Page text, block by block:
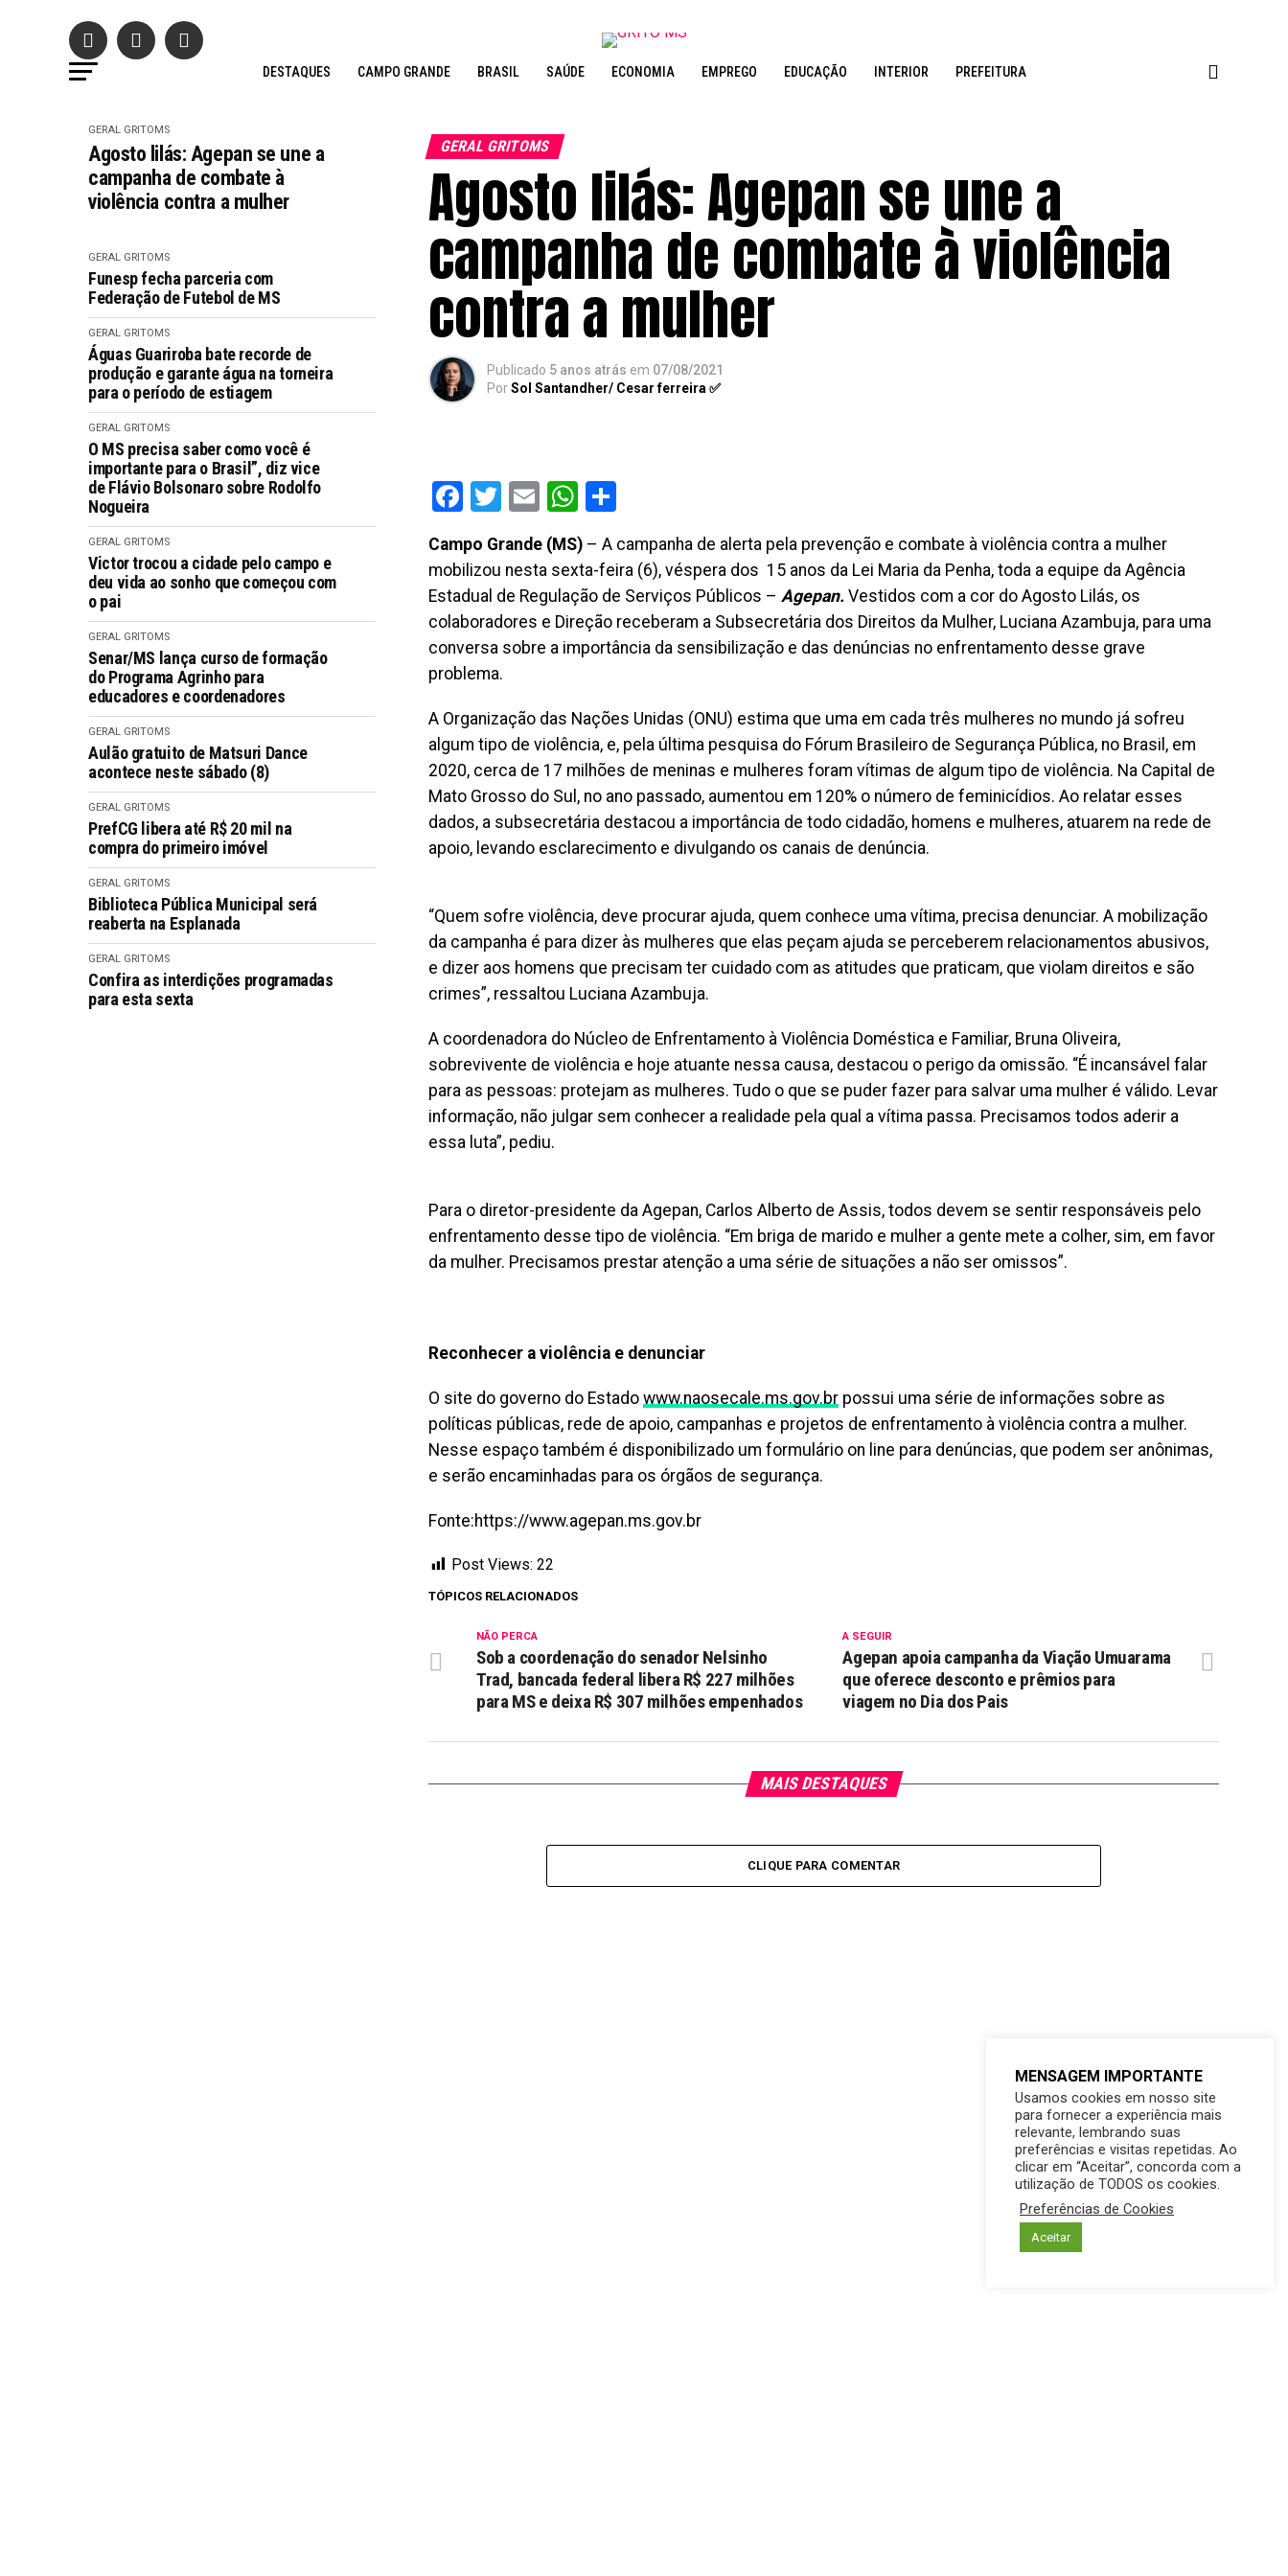
DESTAQUES CAMPO GRANDE BRASIL SAÚDE ECONOMIA EMPREGO EDUCAÇÃO INTERIOR PREFEITURA
GERAL GRITOMS
Agosto lilás: Agepan se une a
campanha de combate à
violência contra a mulher
GERAL GRITOMS
Funesp fecha parceria com
Federação de Futebol de MS
GERAL GRITOMS
Águas Guariroba bate recorde de
produção e garante água na torneira
para o período de estiagem
GERAL GRITOMS
O MS precisa saber como você é
importante para o Brasil”, diz vice
de Flávio Bolsonaro sobre Rodolfo
Nogueira
GERAL GRITOMS
Victor trocou a cidade pelo campo e
deu vida ao sonho que começou com
o pai
GERAL GRITOMS
Senar/MS lança curso de formação
do Programa Agrinho para
educadores e coordenadores
GERAL GRITOMS
Aulão gratuito de Matsuri Dance
acontece neste sábado (8)
GERAL GRITOMS
PrefCG libera até R$ 20 mil na
compra do primeiro imóvel
GERAL GRITOMS
Biblioteca Pública Municipal será
reaberta na Esplanada
GERAL GRITOMS
Confira as interdições programadas
para esta sexta
GERAL GRITOMS
Agosto lilás: Agepan se une a
campanha de combate à violência
contra a mulher
Publicado 5 anos atrás em 07/08/2021
PorSol Santandher/ Cesar ferreira ✅
Facebook
Twitter
EmailWhatsApp
Campo Grande (MS) – A campanha de alerta pela prevenção e combate à violência contra a mulher
mobilizou nesta sexta-feira (6), véspera dos 15 anos da Lei Maria da Penha, toda a equipe da Agência
Estadual de Regulação de Serviços Públicos – Agepan. Vestidos com a cor do Agosto Lilás, os
colaboradores e Direção receberam a Subsecretária dos Direitos da Mulher, Luciana Azambuja, para uma
conversa sobre a importância da sensibilização e das denúncias no enfrentamento desse grave
problema.
A Organização das Nações Unidas (ONU) estima que uma em cada três mulheres no mundo já sofreu
algum tipo de violência, e, pela última pesquisa do Fórum Brasileiro de Segurança Pública, no Brasil, em
2020, cerca de 17 milhões de meninas e mulheres foram vítimas de algum tipo de violência. Na Capital de
Mato Grosso do Sul, no ano passado, aumentou em 120% o número de feminicídios. Ao relatar esses
dados, a subsecretária destacou a importância de todo cidadão, homens e mulheres, atuarem na rede de
apoio, levando esclarecimento e divulgando os canais de denúncia.
“Quem sofre violência, deve procurar ajuda, quem conhece uma vítima, precisa denunciar. A mobilização
da campanha é para dizer às mulheres que elas peçam ajuda se perceberem relacionamentos abusivos,
e dizer aos homens que precisam ter cuidado com as atitudes que praticam, que violam direitos e são
crimes”, ressaltou Luciana Azambuja.
A coordenadora do Núcleo de Enfrentamento à Violência Doméstica e Familiar, Bruna Oliveira,
sobrevivente de violência e hoje atuante nessa causa, destacou o perigo da omissão. “É incansável falar
para as pessoas: protejam as mulheres. Tudo o que se puder fazer para salvar uma mulher é válido. Levar
informação, não julgar sem conhecer a realidade pela qual a vítima passa. Precisamos todos aderir a
essa luta”, pediu.
Para o diretor-presidente da Agepan, Carlos Alberto de Assis, todos devem se sentir responsáveis pelo
enfrentamento desse tipo de violência. “Em briga de marido e mulher a gente mete a colher, sim, em favor
da mulher. Precisamos prestar atenção a uma série de situações a não ser omissos”.
Reconhecer a violência e denunciar
O site do governo do Estado www.naosecale.ms.gov.br possui uma série de informações sobre as
políticas públicas, rede de apoio, campanhas e projetos de enfrentamento à violência contra a mulher.
Nesse espaço também é disponibilizado um formulário on line para denúncias, que podem ser anônimas,
e serão encaminhadas para os órgãos de segurança.
Fonte:https://www.agepan.ms.gov.br
Post Views: 22
TÓPICOS RELACIONADOS
A SEGUIR
Agepan apoia campanha da Viação Umuarama
que oferece desconto e prêmios para
viagem no Dia dos Pais
NÃO PERCA
Sob a coordenação do senador Nelsinho
Trad, bancada federal libera R$ 227 milhões
para MS e deixa R$ 307 milhões empenhados
MAIS DESTAQUES
CLIQUE PARA COMENTAR
MENSAGEM IMPORTANTE
Usamos cookies em nosso site
para fornecer a experiência mais
relevante, lembrando suas
preferências e visitas repetidas. Ao
clicar em “Aceitar”, concorda com a
utilização de TODOS os cookies.
Preferências de Cookies
Aceitar